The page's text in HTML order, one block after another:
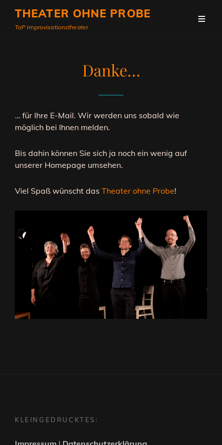
THEATER OHNE PROBE
ToP Improvisationstheater
Danke…
… für Ihre E-Mail. Wir werden uns sobald wie
möglich bei Ihnen melden.
Bis dahin können Sie sich ja noch ein wenig auf
unserer Homepage umsehen.
Viel Spaß wünscht das Theater ohne Probe!
KLEINGEDRUCKTES: